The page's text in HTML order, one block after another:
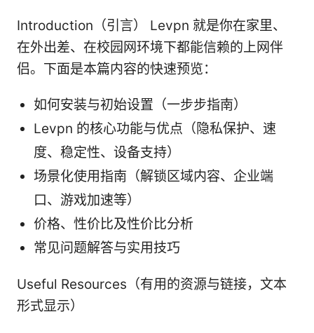
Introduction（引言） Levpn 就是你在家里、
在外出差、在校园网环境下都能信赖的上网伴
侣。下面是本篇内容的快速预览：
如何安装与初始设置（一步步指南）
Levpn 的核心功能与优点（隐私保护、速
度、稳定性、设备支持）
场景化使用指南（解锁区域内容、企业端
口、游戏加速等）
价格、性价比及性价比分析
常见问题解答与实用技巧
Useful Resources（有用的资源与链接，文本
形式显示）